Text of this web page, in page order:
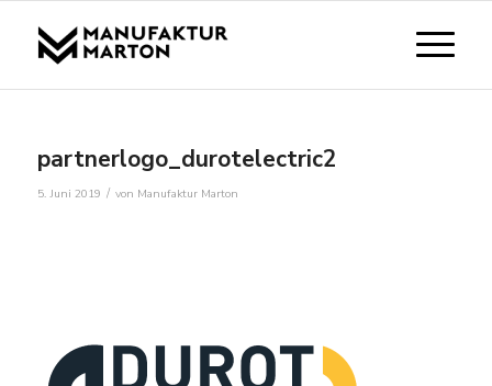
partnerlogo_durotelectric2
5. Juni 2019 / von Manufaktur Marton